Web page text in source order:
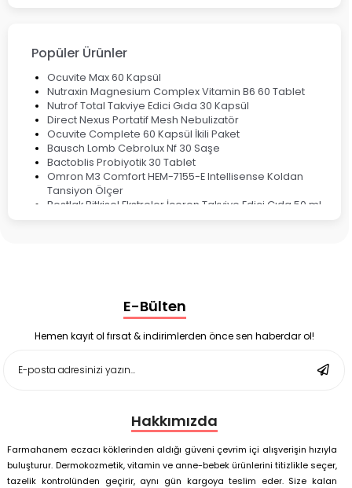
Popüler Ürünler
Ocuvite Max 60 Kapsül
Nutraxin Magnesium Complex Vitamin B6 60 Tablet
Nutrof Total Takviye Edici Gıda 30 Kapsül
Direct Nexus Portatif Mesh Nebulizatör
Ocuvite Complete 60 Kapsül İkili Paket
Bausch Lomb Cebrolux Nf 30 Saşe
Bactoblis Probiyotik 30 Tablet
Omron M3 Comfort HEM-7155-E Intellisense Koldan
Tansiyon Ölçer
Bestlak Bitkisel Ekstreler İçeren Takviye Edici Gıda 50 ml
Enterogermina Family 5 ml 20 Flakon
Deep Flex Stres Azaltıcı ve Enerji Dengeleyici Topraklama
Matı Set 40x60 cm
Deep Flex Stres Azaltıcı ve Enerji Dengeleyici Topraklama
E-Bülten
Hemen kayıt ol fırsat & indirimlerden önce sen haberdar ol!
Hakkımızda
Farmahanem eczacı köklerinden aldığı güveni çevrim içi alışverişin hızıyla
buluşturur. Dermokozmetik, vitamin ve anne-bebek ürünlerini titizlikle seçer,
tazelik kontrolünden geçirir, aynı gün kargoya teslim eder. Size kalan